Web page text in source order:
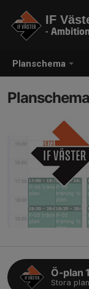
Planschema
IF
-
Planschema
Ö-plan 1
Stora plan